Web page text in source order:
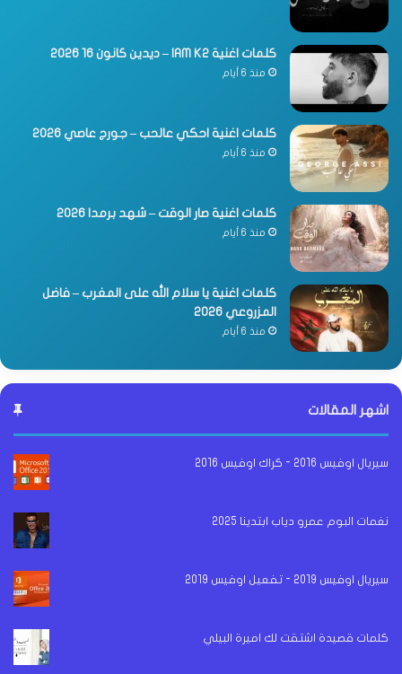
كلمات اغنية IAM K2 – ديدين كانون 16 2026
منذ 6 أيام
كلمات اغنية احكي عالحب – جورج عاصي 2026
منذ 6 أيام
كلمات اغنية صار الوقت – شهد برمدا 2026
منذ 6 أيام
كلمات اغنية يا سلام الله على المغرب – فاضل
المزروعي 2026
منذ 6 أيام
اشهر المقالات
سيريال اوفيس 2016 - كراك اوفيس 2016
نغمات البوم عمرو دياب ابتدينا 2025
سيريال اوفيس 2019 - تفعيل اوفيس 2019
كلمات قصيدة اشتقت لك اميرة البيلي